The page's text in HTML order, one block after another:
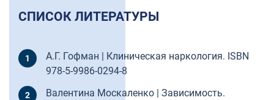
СПИСОК ЛИТЕРАТУРЫ
А.Г. Гофман | Клиническая наркология. ISBN
978-5-9986-0294-8
Валентина Москаленко | Зависимость.